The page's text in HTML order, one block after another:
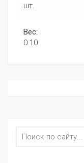
шт.
Вес:
0.10